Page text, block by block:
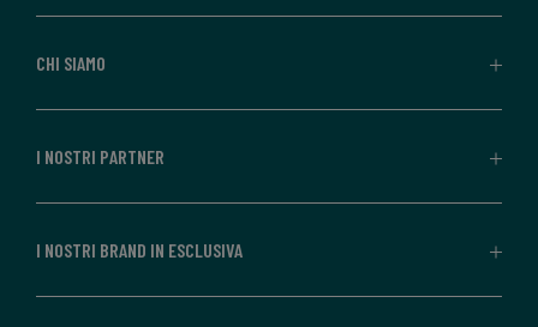
CHI SIAMO
I NOSTRI PARTNER
I NOSTRI BRAND IN ESCLUSIVA